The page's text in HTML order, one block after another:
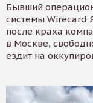
Бывший
системы Wirecard
после краха
в Москве,
ездит на